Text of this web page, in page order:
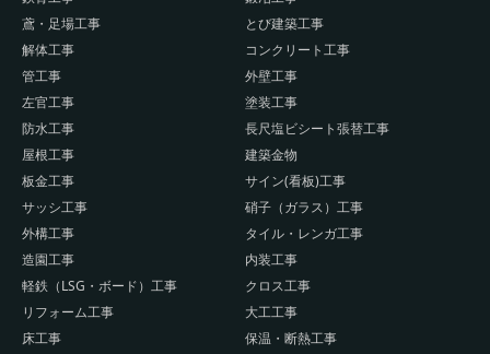
鳶・足場工事
とび建築工事
解体工事
コンクリート工事
管工事
外壁工事
左官工事
塗装工事
防水工事
長尺塩ビシート張替工事
屋根工事
建築金物
板金工事
サイン(看板)工事
サッシ工事
硝子（ガラス）工事
外構工事
タイル・レンガ工事
造園工事
内装工事
軽鉄（LSG・ボード）工事
クロス工事
リフォーム工事
大工工事
床工事
保温・断熱工事